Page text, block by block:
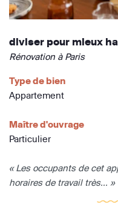
diviser pour mieux
Rénovation à Paris
Type de bien
Appartement
Maître d'ouvrage
Particulier
« Les occupants de cet
horaires de travail très... »